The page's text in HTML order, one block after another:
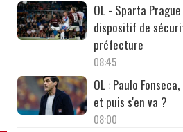
OL - Sparta
dispositif de
préfecture
08:45
OL : Paulo
et puis s'en va ?
08:00